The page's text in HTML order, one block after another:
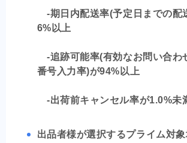
-期日内配送率(予定日までの配
6%以上
-追跡可能率(有効なお問い合わ
番号入力率)が94%以上
-出荷前キャンセル率が1.0%未
出品者様が選択するプライム対